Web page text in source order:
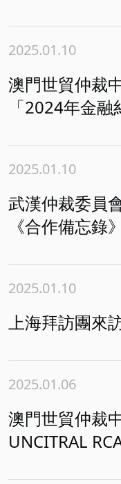
2025.01.10
澳門世貿仲裁
「2024年金
2025.01.10
武漢仲裁委員
《合作備忘錄
2025.01.10
上海拜訪團來
2025.01.06
澳門世貿仲裁
UNCITRAL